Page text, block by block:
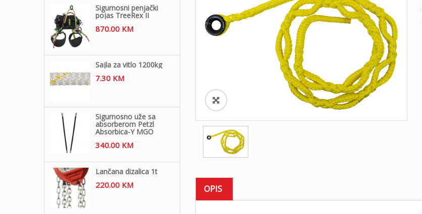
Sigurnosni penjački
pojas TreeRex II
870.00 KM
Sajla za vitlo 1200kg
7.30 KM
Sigurnosno uže sa
absorberom Petzl
Absorbica-Y MGO
340.00 KM
Lančana dizalica 1t
220.00 KM OPIS